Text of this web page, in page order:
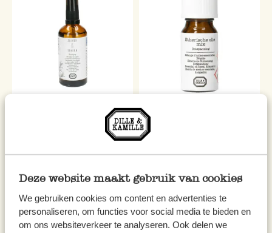
Deze website maakt gebruik van cookies
We gebruiken cookies om content en advertenties te
personaliseren, om functies voor social media te bieden en
om ons websiteverkeer te analyseren. Ook delen we
Moodspray Zuiver & Sereen
Etherische geurolie, biologisch,